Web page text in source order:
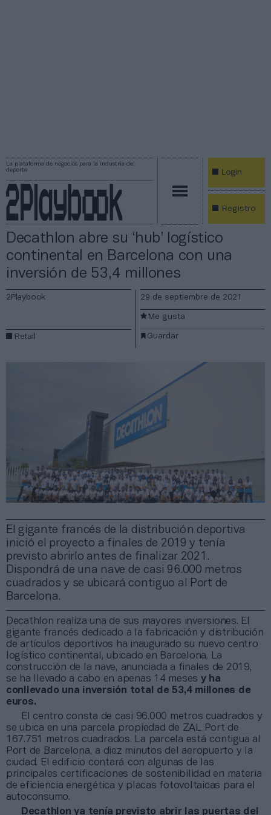
La plataforma de negocios para la industria del
deporte
Login
Registro
Decathlon abre su ‘hub’ logístico
continental en Barcelona con una
inversión de 53,4 millones
El gigante francés de la distribución deportiva
inició el proyecto a finales de 2019 y tenía
previsto abrirlo antes de finalizar 2021.
Dispondrá de una nave de casi 96.000 metros
cuadrados y se ubicará contiguo al Port de
Barcelona.
2Playbook
Retail
29 de septiembre de 2021
Guardar
Me gusta
Decathlon realiza una de sus mayores inversiones. El
gigante francés dedicado a la fabricación y distribución
de artículos deportivos ha inaugurado su nuevo centro
logístico continental, ubicado en Barcelona. La
construcción de la nave, anunciada a finales de 2019,
se ha llevado a cabo en apenas 14 meses y ha
conllevado una inversión total de 53,4 millones de
euros.
El centro consta de casi 96.000 metros cuadrados y
se ubica en una parcela propiedad de ZAL Port de
167.751 metros cuadrados. La parcela está contigua al
Port de Barcelona, a diez minutos del aeropuerto y la
ciudad. El edificio contará con algunas de las
principales certificaciones de sostenibilidad en materia
de eficiencia energética y placas fotovoltaicas para el
autoconsumo.
Decathlon ya tenía previsto abrir las puertas del